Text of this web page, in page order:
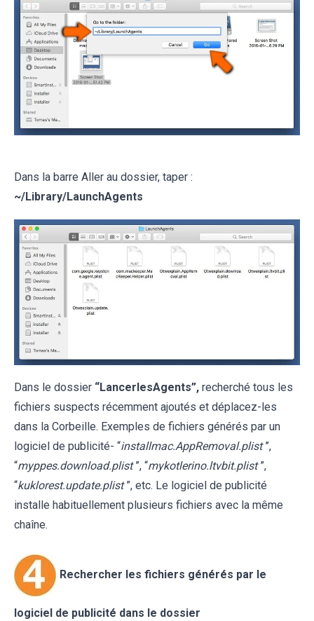
Dans la barre Aller au dossier, taper :
~/Library/LaunchAgents
Dans le dossier “LancerlesAgents”, recherché tous les
fichiers suspects récemment ajoutés et déplacez-les
dans la Corbeille. Exemples de fichiers générés par un
logiciel de publicité- “installmac.AppRemoval.plist ”,
“myppes.download.plist ”, “mykotlerino.ltvbit.plist ”,
“kuklorest.update.plist ”, etc. Le logiciel de publicité
installe habituellement plusieurs fichiers avec la même
chaîne.
Rechercher les fichiers générés par le
logiciel de publicité dans le dossier